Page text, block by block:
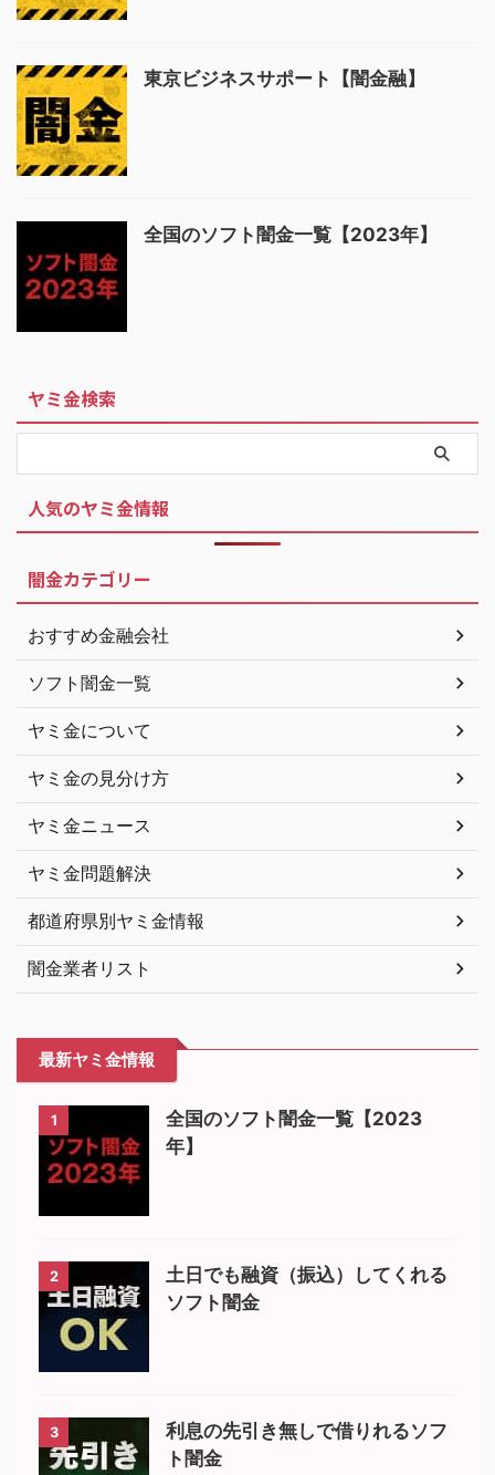
東京ビジネスサポート【闇金融】
全国のソフト闇金一覧【2023年】
ヤミ金検索
人気のヤミ金情報
闇金カテゴリー
おすすめ金融会社
ソフト闇金一覧
ヤミ金について
ヤミ金の見分け方
ヤミ金ニュース
ヤミ金問題解決
都道府県別ヤミ金情報
闇金業者リスト
最新ヤミ金情報
1
全国のソフト闇金一覧【2023
年】
2
土日でも融資（振込）してくれる
ソフト闇金
3
利息の先引き無しで借りれるソフ
ト闇金